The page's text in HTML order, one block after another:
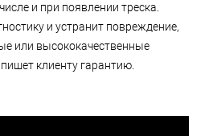
и при появлении треска.
и устранит повреждение,
или высококачественные
клиенту гарантию.